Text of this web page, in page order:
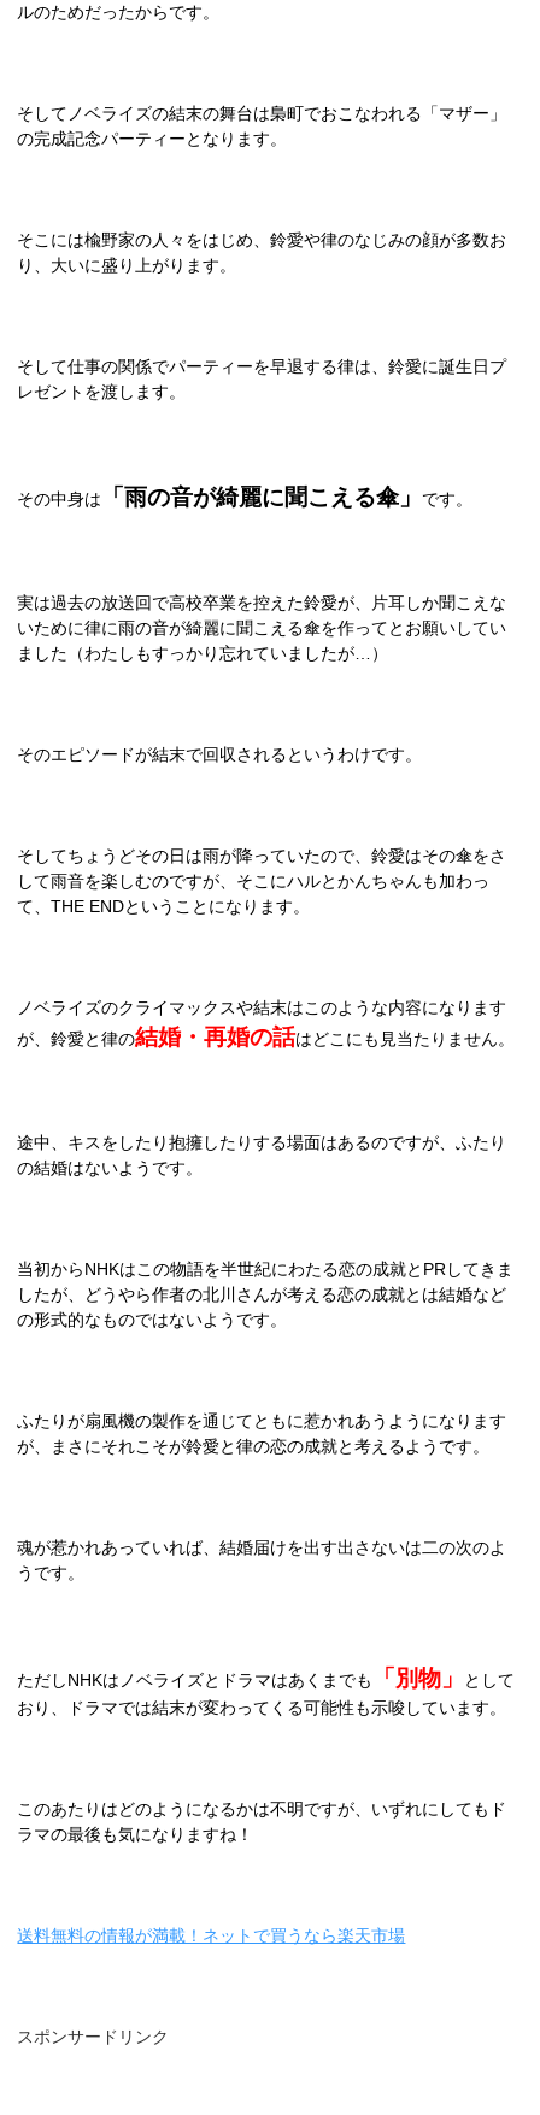
ルのためだったからです。
そしてノベライズの結末の舞台は梟町でおこなわれる「マザー」
の完成記念パーティーとなります。
そこには楡野家の人々をはじめ、鈴愛や律のなじみの顔が多数お
り、大いに盛り上がります。
そして仕事の関係でパーティーを早退する律は、鈴愛に誕生日プ
レゼントを渡します。
その中身は 「雨の音が綺麗に聞こえる傘」 です。
実は過去の放送回で高校卒業を控えた鈴愛が、片耳しか聞こえな
いために律に雨の音が綺麗に聞こえる傘を作ってとお願いしてい
ました（わたしもすっかり忘れていましたが…）
そのエピソードが結末で回収されるというわけです。
そしてちょうどその日は雨が降っていたので、鈴愛はその傘をさ
して雨音を楽しむのですが、そこにハルとかんちゃんも加わっ
て、THE ENDということになります。
ノベライズのクライマックスや結末はこのような内容になります
が、鈴愛と律の結婚・再婚の話はどこにも見当たりません。
途中、キスをしたり抱擁したりする場面はあるのですが、ふたり
の結婚はないようです。
当初からNHKはこの物語を半世紀にわたる恋の成就と PR してきま
したが、どうやら作者の北川さんが考える恋の成就とは結婚など
の形式的なものではないようです。
ふたりが扇風機の製作を通じてともに惹かれあうようになります
が、まさにそれこそが鈴愛と律の恋の成就と考えるようです。
魂が惹かれあっていれば、結婚届けを出す出さないは二の次のよ
うです。
ただしNHKはノベライズとドラマはあくまでも 「別物」
として
おり、ドラマでは結末が変わってくる可能性も示唆しています。
このあたりはどのようになるかは不明ですが、いずれにしてもド
ラマの最後も気になりますね！
送料無料の情報が満載！ネットで買うなら楽天市場
スポンサードリンク